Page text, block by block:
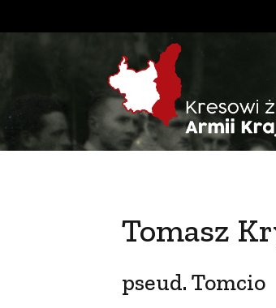
Tomasz
pseud. Tomcio